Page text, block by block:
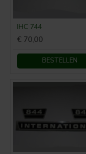
IHC 744
€ 70,00
BESTELLEN